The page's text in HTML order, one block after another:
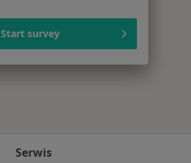
w Warszawie
Serwis
Start survey